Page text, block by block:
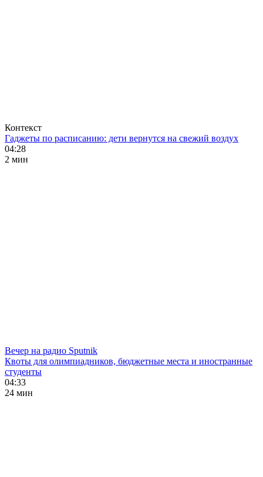
Контекст
Гаджеты по расписанию: дети вернутся на свежий воздух
04:28
2 мин
Вечер на радио Sputnik
Квоты для олимпиадников, бюджетные места и иностранные
студенты
04:33
24 мин